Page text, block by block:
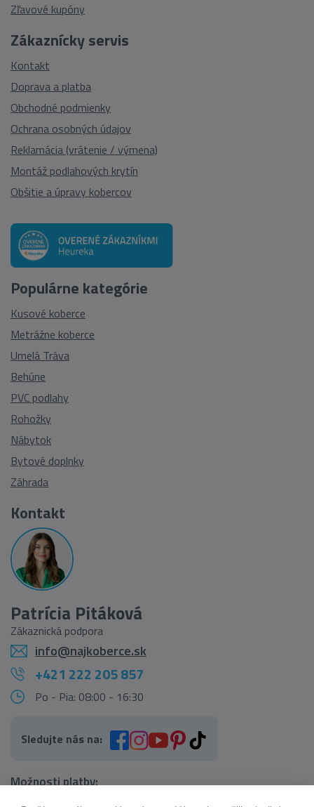
Zákaznícky servis
Kontakt
Doprava a platba
Obchodné podmienky
Ochrana osobných údajov
Reklamácia (vrátenie / výmena)
Montáž podlahových krytín
Obšitie a úpravy kobercov
Zľavové kupóny
Populárne kategórie
Kusové koberce
Metrážne koberce
Umelá Tráva
Behúne
PVC podlahy
Rohožky
Nábytok
Bytové doplnky
Záhrada
Kontakt
Patrícia Pitáková
Zákaznická podpora
info@najkoberce.sk
+421 222 205 857
Po - Pia: 08:00 - 16:30
Sledujte nás na:
Možnosti platby: